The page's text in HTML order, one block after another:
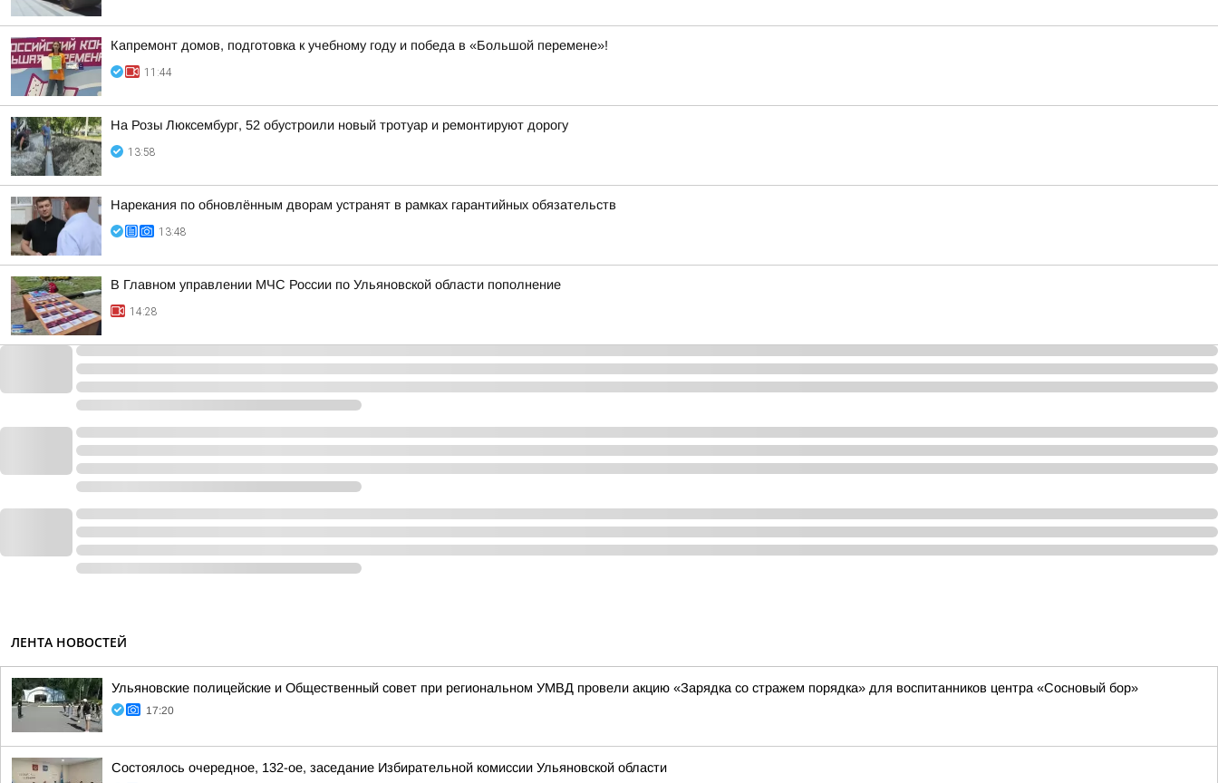
Капремонт домов, подготовка к учебному году и победа в «Большой перемене»!
11:44
На Розы Люксембург, 52 обустроили новый тротуар и ремонтируют дорогу
13:58
Нарекания по обновлённым дворам устранят в рамках гарантийных обязательств
13:48
В Главном управлении МЧС России по Ульяновской области пополнение
14:28
ЛЕНТА НОВОСТЕЙ
Ульяновские полицейские и Общественный совет при региональном УМВД провели акцию «Зарядка со стражем порядка» для воспитанников центра «Сосновый бор»
17:20
Состоялось очередное, 132-ое, заседание Избирательной комиссии Ульяновской области